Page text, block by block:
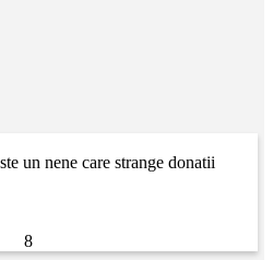
un nene care strange donatii
8